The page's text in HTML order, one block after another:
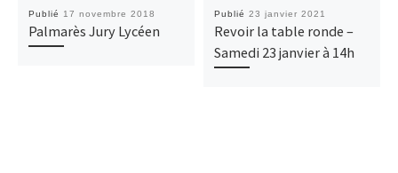
Publié 17 novembre 2018
Palmarès Jury Lycéen
Publié 23 janvier 2021
Revoir la table ronde –
Samedi 23 janvier à 14h